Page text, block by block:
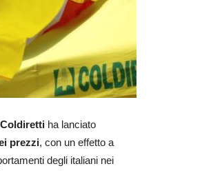
Coldiretti ha lanciato
prezzi, con un effetto a
degli italiani nei